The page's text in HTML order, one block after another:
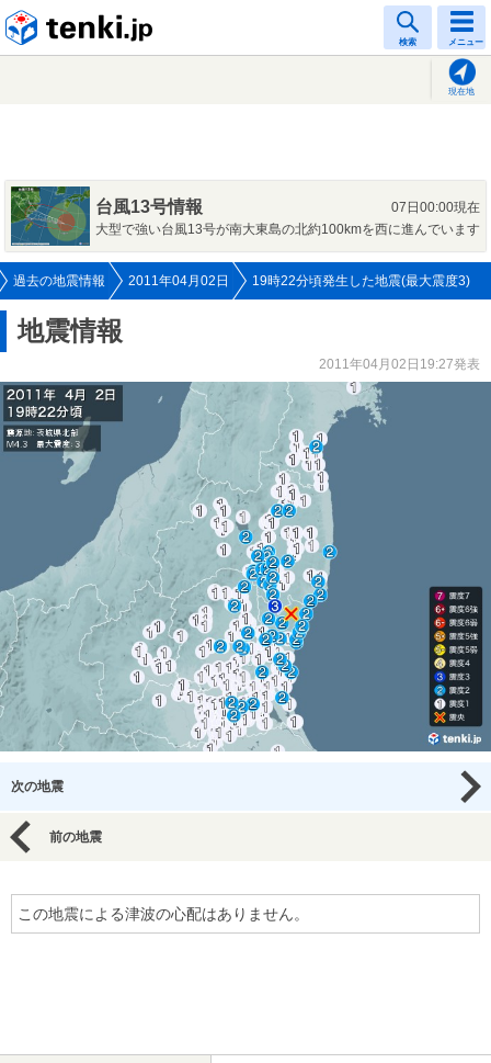
検索 メニュー
現在地
台風13号情報
07日00:00現在
大型で強い台風13号が南大東島の北約100kmを西に進んでいます
過去の地震情報 2011年04月02日 19時22分頃発生した地震(最大震度3)
地震情報
2011年04月02日19:27発表
次の地震
前の地震
この地震による津波の心配はありません。